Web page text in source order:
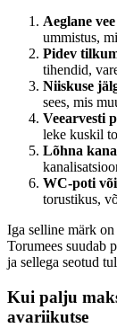
Aeglane
ummistus,
Pidev
tihendid,
Niiskuse
sees, mis
Veearvesti
leke kuskil
Lõhna
WC-poti
torustikus,
Iga selline märk
Torumees suudab
ja sellega seotud
Kui palju
avariikutse